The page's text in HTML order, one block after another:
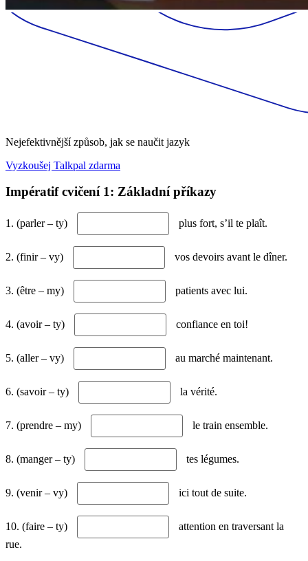
Nejefektivnější způsob, jak se naučit jazyk
Vyzkoušej Talkpal zdarma
Impératif cvičení 1: Základní příkazy
1. (parler – ty) plus fort, s’il te plaît.
2. (finir – vy) vos devoirs avant le dîner.
3. (être – my) patients avec lui.
4. (avoir – ty) confiance en toi!
5. (aller – vy) au marché maintenant.
6. (savoir – ty) la vérité.
7. (prendre – my) le train ensemble.
8. (manger – ty) tes légumes.
9. (venir – vy) ici tout de suite.
10. (faire – ty)
attention en traversant la
rue.